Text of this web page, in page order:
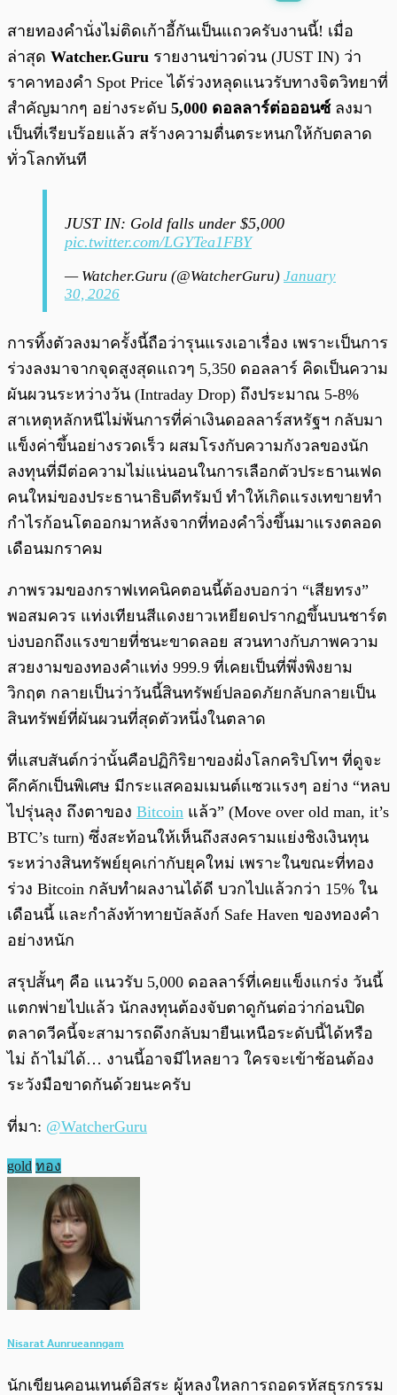
พร้อมเล่น 0:00 0:00
สายทองคำนั่งไม่ติดเก้าอี้กันเป็นแถวครับงานนี้! เมื่อ
ล่าสุด Watcher.Guru รายงานข่าวด่วน (JUST IN) ว่า
ราคาทองคำ Spot Price ได้ร่วงหลุดแนวรับทางจิตวิทยาที่
สำคัญมากๆ อย่างระดับ 5,000 ดอลลาร์ต่อออนซ์ลงมา
เป็นที่เรียบร้อยแล้ว สร้างความตื่นตระหนกให้กับตลาด
ทั่วโลกทันที
JUST IN: Gold falls under $5,000
pic.twitter.com/LGYTea1FBY
— Watcher.Guru (@WatcherGuru) January
30, 2026
การทิ้งตัวลงมาครั้งนี้ถือว่ารุนแรงเอาเรื่อง เพราะเป็นการ
ร่วงลงมาจากจุดสูงสุดแถวๆ 5,350 ดอลลาร์ คิดเป็นความ
ผันผวนระหว่างวัน (Intraday Drop) ถึงประมาณ 5-8%
สาเหตุหลักหนีไม่พ้นการที่ค่าเงินดอลลาร์สหรัฐฯ กลับมา
แข็งค่าขึ้นอย่างรวดเร็ว ผสมโรงกับความกังวลของนัก
ลงทุนที่มีต่อความไม่แน่นอนในการเลือกตัวประธานเฟด
คนใหม่ของประธานาธิบดีทรัมป์ ทำให้เกิดแรงเทขายทำ
กำไรก้อนโตออกมาหลังจากที่ทองคำวิ่งขึ้นมาแรงตลอด
เดือนมกราคม
ภาพรวมของกราฟเทคนิคตอนนี้ต้องบอกว่า “เสียทรง”
พอสมควร แท่งเทียนสีแดงยาวเหยียดปรากฏขึ้นบนชาร์ต
บ่งบอกถึงแรงขายที่ชนะขาดลอย สวนทางกับภาพความ
สวยงามของทองคำแท่ง 999.9 ที่เคยเป็นที่พึ่งพิงยาม
วิกฤต กลายเป็นว่าวันนี้สินทรัพย์ปลอดภัยกลับกลายเป็น
สินทรัพย์ที่ผันผวนที่สุดตัวหนึ่งในตลาด
ที่แสบสันต์กว่านั้นคือปฏิกิริยาของฝั่งโลกคริปโทฯ ที่ดูจะ
คึกคักเป็นพิเศษ มีกระแสคอมเมนต์แซวแรงๆ อย่าง “หลบ
ไปรุ่นลุง ถึงตาของ Bitcoin แล้ว” (Move over old man, it’s
BTC’s turn) ซึ่งสะท้อนให้เห็นถึงสงครามแย่งชิงเงินทุน
ระหว่างสินทรัพย์ยุคเก่ากับยุคใหม่ เพราะในขณะที่ทอง
ร่วง Bitcoin กลับทำผลงานได้ดี บวกไปแล้วกว่า 15% ใน
เดือนนี้ และกำลังท้าทายบัลลังก์ Safe Haven ของทองคำ
อย่างหนัก
สรุปสั้นๆ คือ แนวรับ 5,000 ดอลลาร์ที่เคยแข็งแกร่ง วันนี้
แตกพ่ายไปแล้ว นักลงทุนต้องจับตาดูกันต่อว่าก่อนปิด
ตลาดวีคนี้จะสามารถดึงกลับมายืนเหนือระดับนี้ได้หรือ
ไม่ ถ้าไม่ได้… งานนี้อาจมีไหลยาว ใครจะเข้าช้อนต้อง
ระวังมือขาดกันด้วยนะครับ
ที่มา: @WatcherGuru
gold ทอง
Nisarat Aunrueanngam
นักเขียนคอนเทนต์อิสระ ผู้หลงใหลการถอดรหัสธุรกรรม